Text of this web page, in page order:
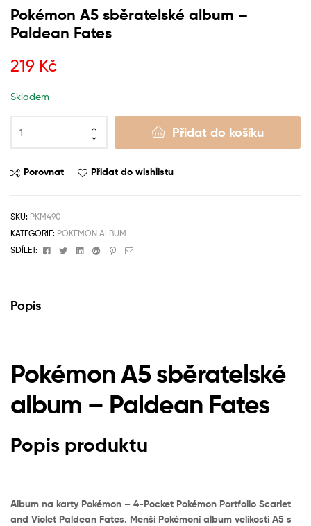
Pokémon A5 sběratelské album –
Paldean Fates
219 Kč
Skladem
Přidat do košíku
Porovnat Přidat do wishlistu
SKU: PKM490
KATEGORIE: POKÉMON ALBUM
SDÍLET:
FacebookTwitterLinkedinGoogle+Pinterest
Email
Popis
Pokémon A5 sběratelské
album – Paldean Fates
Popis produktu
Album na karty Pokémon – 4-Pocket Pokémon Portfolio Scarlet
and Violet Paldean Fates. Menší Pokémoní album velikosti A5 s